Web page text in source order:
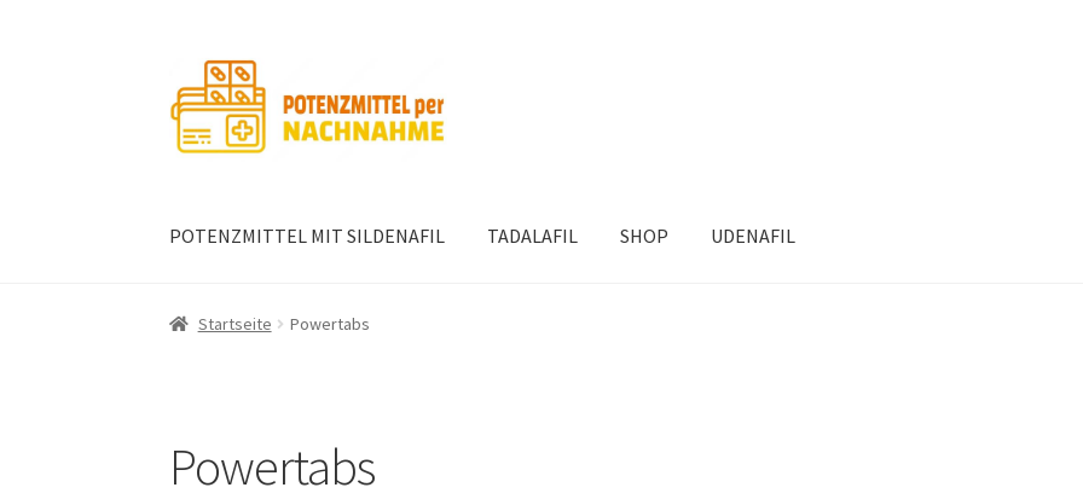
Navigation
springen
Zum
Inhalt
springen
POTENZMITTEL MIT SILDENAFIL TADALAFIL SHOP UDENAFIL
Startseite Powertabs
Powertabs